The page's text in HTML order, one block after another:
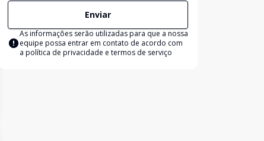
Enviar
As informações serão utilizadas para que a nossa
equipe possa entrar em contato de acordo com
a política de privacidade e termos de serviço